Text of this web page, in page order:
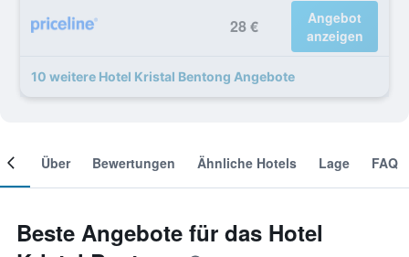
28 €
Angebot
anzeigen
10 weitere Hotel Kristal Bentong Angebote
Über Bewertungen Ähnliche Hotels Lage FAQ
Beste Angebote für das Hotel